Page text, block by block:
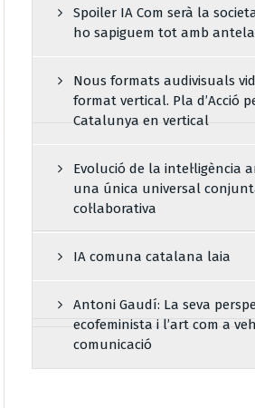
Spoiler IA Com serà la
ho sapiguem tot amb
Nous formats audivisuals
format vertical. Pla d’Acció
Catalunya en vertical
Evolució de la intel·ligència
una única universal
col·laborativa
IA comuna catalana laia
Antoni Gaudí: La seva
ecofeminista i l’art com a
comunicació